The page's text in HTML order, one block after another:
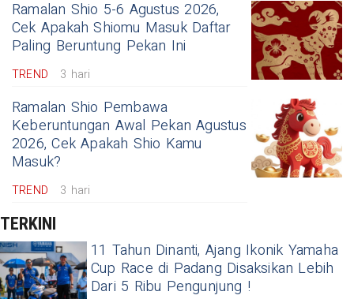
Ramalan Shio 5-6 Agustus 2026,
Cek Apakah Shiomu Masuk Daftar
Paling Beruntung Pekan Ini
TREND 3 hari
Ramalan Shio Pembawa
Keberuntungan Awal Pekan Agustus
2026, Cek Apakah Shio Kamu
Masuk?
TREND 3 hari
TERKINI
11 Tahun Dinanti, Ajang Ikonik Yamaha
Cup Race di Padang Disaksikan Lebih
Dari 5 Ribu Pengunjung !